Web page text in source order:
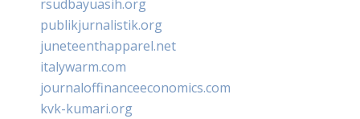
rsudbayuasih.org
publikjurnalistik.org
juneteenthapparel.net
italywarm.com
journaloffinanceeconomics.com
kvk-kumari.org